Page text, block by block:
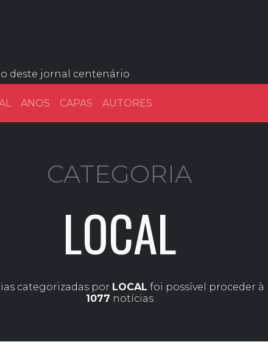
deste jornal centenário
ANOS CAPAS AUTORES
CATEGORIA
LOCAL
categorizadas por LOCAL foi possível proceder
1077 notícias